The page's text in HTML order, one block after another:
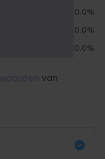
0.0%
0.0%
0.0%
van